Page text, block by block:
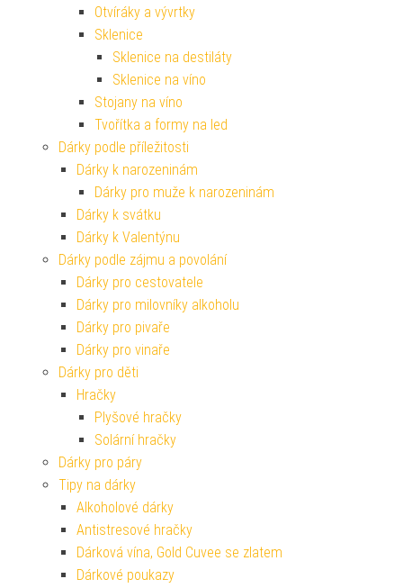
Otvíráky a vývrtky
Sklenice
Sklenice na destiláty
Sklenice na víno
Stojany na víno
Tvořítka a formy na led
Dárky podle příležitosti
Dárky k narozeninám
Dárky pro muže k narozeninám
Dárky k svátku
Dárky k Valentýnu
Dárky podle zájmu a povolání
Dárky pro cestovatele
Dárky pro milovníky alkoholu
Dárky pro pivaře
Dárky pro vinaře
Dárky pro děti
Hračky
Plyšové hračky
Solární hračky
Dárky pro páry
Tipy na dárky
Alkoholové dárky
Antistresové hračky
Dárková vína, Gold Cuvee se zlatem
Dárkové poukazy